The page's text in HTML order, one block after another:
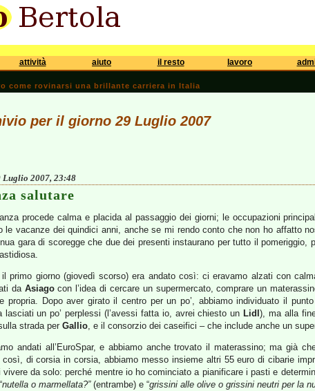
attività aiuto il resto lavoro
come rovinarsi una brillante carriera in Italia
per il giorno 29 Luglio 2007
Luglio 2007, 23:48
salutare
procede calma e placida al passaggio dei giorni; le occupazioni
le vacanze dei quindici anni, anche se mi rendo conto che non ho affatto
gara di scoregge che due dei presenti instaurano per tutto il
il primo giorno (giovedì scorso) era andato così: ci eravamo alzati con
da Asiagocon l’idea di cercare un supermercato, comprare un
propria. Dopo aver girato il centro per un po’, abbiamo individuato il
un po’ perplessi (l’avessi fatta io, avrei chiesto un Lidl), ma alla
strada per Gallio, e il consorzio dei caseifici – che include anche un
andati all’EuroSpar, e abbiamo anche trovato il materassino; ma già
così, di corsia in corsia, abbiamo messo insieme altri 55 euro di cibarie
da solo: perché mentre io ho cominciato a pianificare i pasti e
nutella o marmellata?”(entrambe) e “grissini alle olive o grissini neutri per la